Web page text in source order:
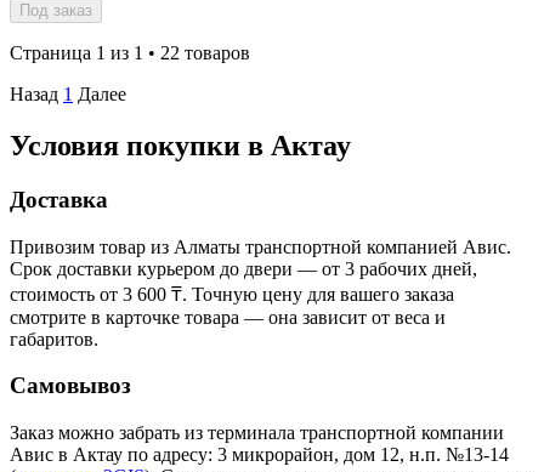
Под заказ
Страница 1 из 1 • 22 товаров
Назад 1 Далее
Условия покупки в Актау
Доставка
Привозим товар из Алматы транспортной компанией Авис.
Срок доставки курьером до двери — от 3 рабочих дней,
стоимость от 3 600 ₸. Точную цену для вашего заказа
смотрите в карточке товара — она зависит от веса и
габаритов.
Самовывоз
Заказ можно забрать из терминала транспортной компании
Авис в Актау по адресу: 3 микрорайон, дом 12, н.п. №13-14